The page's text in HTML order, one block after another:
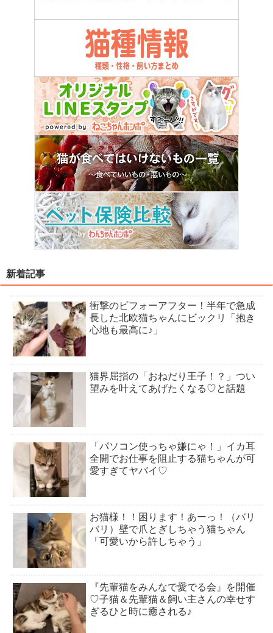
新着記事
衝撃のビフォーアフター！半年で急成
長した北欧猫ちゃんにビックリ「抱き
心地も最高に♪」
猫界屈指の「おねだり王子！？」つい
望みを叶えてあげたくなる♡と話題
「パソコン使っちゃ嫌にゃ！」イカ耳
全開でお仕事を阻止する猫ちゃんが可
愛すぎてヤバイ♡
お猫様！！困ります！あーっ！（バリ
バリ）壁で爪とぎしちゃう猫ちゃん
「可愛いから許しちゃう」
『先輩猫をみんなで愛でる会』を開催
♡子猫＆先輩猫＆飼い主さんの幸せす
ぎるひと時に癒される♪